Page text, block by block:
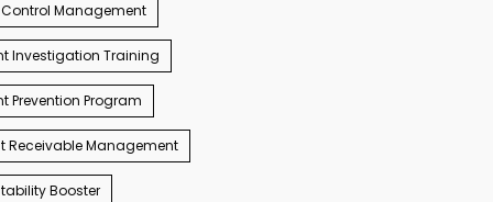
Management
Investigation Training
Prevention Program
Receivable Management
Booster